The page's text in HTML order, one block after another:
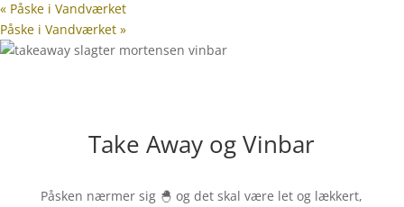
« Påske i Vandværket
Påske i Vandværket »
Take Away og Vinbar
Påsken nærmer sig 🐣 og det skal være let og lækkert,